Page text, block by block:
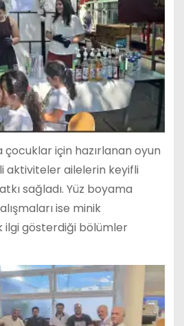
çocuklar için hazırlanan oyun
aktiviteler ailelerin keyifli
sağladı. Yüz boyama
ise minik
ilgi gösterdiği bölümler